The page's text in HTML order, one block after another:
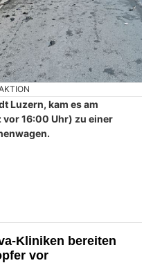
Luzern, kam es am
16:00 Uhr) zu einer
Kliniken bereiten
vor